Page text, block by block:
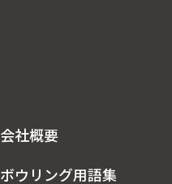
会社概要
ボウリング用語集